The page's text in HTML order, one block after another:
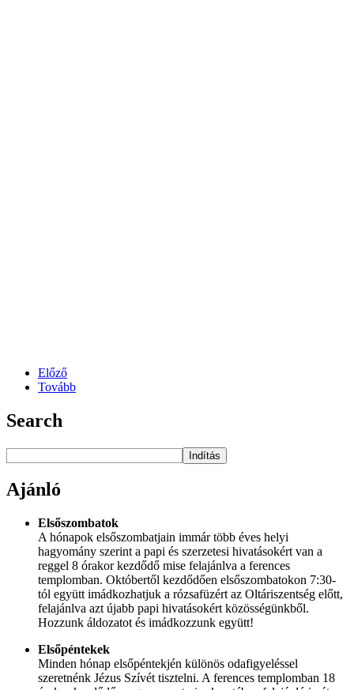
Előző
Tovább
Search
Indítás
Ajánló
Elsőszombatok
A hónapok elsőszombatjain immár több éves helyi
hagyomány szerint a papi és szerzetesi hivatásokért van a
reggel 8 órakor kezdődő mise felajánlva a ferences
templomban. Októbertől kezdődően elsőszombatokon 7:30-
tól együtt imádkozhatjuk a rózsafüzért az Oltáriszentség előtt,
felajánlva azt újabb papi hivatásokért közösségünkből.
Hozzunk áldozatot és imádkozzunk együtt!
Elsőpéntekek
Minden hónap elsőpéntekjén különös odafigyeléssel
szeretnénk Jézus Szívét tisztelni. A ferences templomban 18